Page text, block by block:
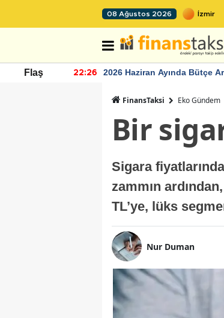
08 Ağustos 2026
Flaş 22:26
2026 Haziran Ayında Bütçe
FinansTaksi Eko Gündem
Bir
Sigara
zammın
TL’ye, lüks
Nur Duman